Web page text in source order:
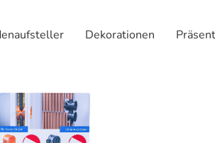
Dekorationen